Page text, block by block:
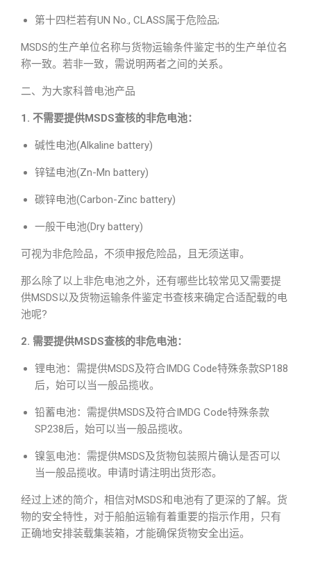
第十四栏若有UN No., CLASS属于危险品;
MSDS的生产单位名称与货物运输条件鉴定书的生产单位名
称一致。若非一致，需说明两者之间的关系。
二、为大家科普电池产品
1. 不需要提供MSDS查核的非危电池：
碱性电池(Alkaline battery)
锌锰电池(Zn-Mn battery)
碳锌电池(Carbon-Zinc battery)
一般干电池(Dry battery)
可视为非危险品，不须申报危险品，且无须送审。
那么除了以上非危电池之外，还有哪些比较常见又需要提
供MSDS以及货物运输条件鉴定书查核来确定合适配载的电
池呢?
2. 需要提供MSDS查核的非危电池：
锂电池：需提供MSDS及符合IMDG Code特殊条款SP188
后，始可以当一般品揽收。
铅蓄电池：需提供MSDS及符合IMDG Code特殊条款
SP238后，始可以当一般品揽收。
镍氢电池：需提供MSDS及货物包装照片确认是否可以
当一般品揽收。申请时请注明出货形态。
经过上述的简介，相信对MSDS和电池有了更深的了解。货
物的安全特性，对于船舶运输有着重要的指示作用，只有
正确地安排装载集装箱，才能确保货物安全出运。